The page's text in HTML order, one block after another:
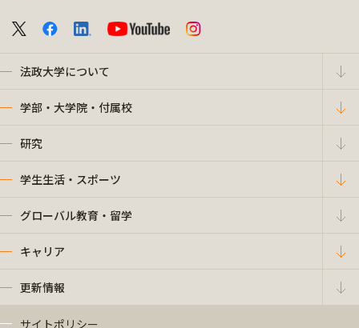
法政大学について
学部・大学院・付属校
研究
学生生活・スポーツ
グローバル教育・留学
キャリア
更新情報
サイトポリシー